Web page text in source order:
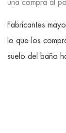
una compra al
Fabricantes
lo que los
suelo del baño